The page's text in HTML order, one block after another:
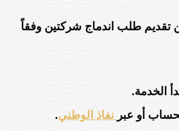
تقديم طلب اندماج شركتين وفقاً
الخدمة.
أو عبر نفاذ الوطني.